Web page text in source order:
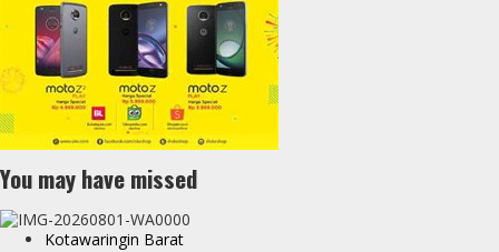
You may have missed
Kotawaringin Barat